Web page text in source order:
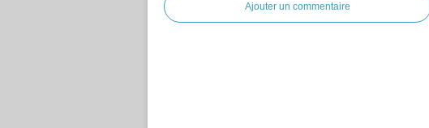
Ajouter un commentaire